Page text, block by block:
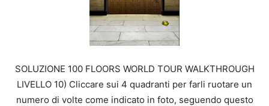
SOLUZIONE 100 FLOORS WORLD TOUR WALKTHROUGH
LIVELLO 10) Cliccare sui 4 quadranti per farli ruotare un
numero di volte come indicato in foto, seguendo questo